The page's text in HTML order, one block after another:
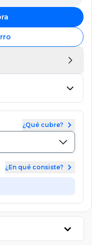
¿Qué cubre?
¿En qué consiste?